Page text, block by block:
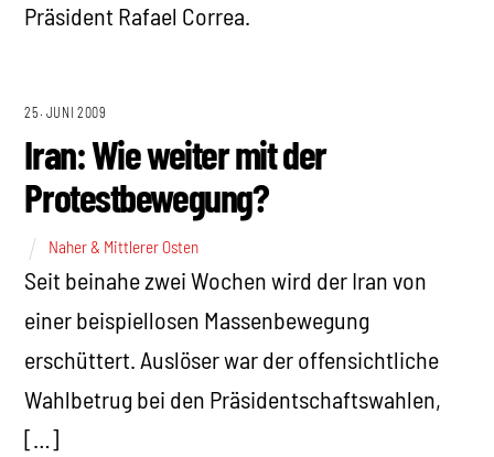
Präsident Rafael Correa.
25. JUNI 2009
Iran: Wie weiter mit der
Protestbewegung?
Naher & Mittlerer Osten
Seit beinahe zwei Wochen wird der Iran von
einer beispiellosen Massenbewegung
erschüttert. Auslöser war der offensichtliche
Wahlbetrug bei den Präsidentschaftswahlen,
[…]